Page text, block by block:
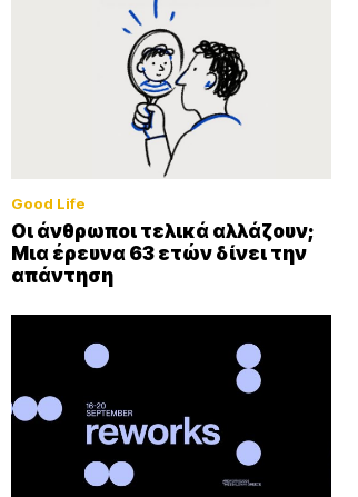
Good Life
Οι άνθρωποι τελικά αλλάζουν;
Μια έρευνα 63 ετών δίνει την
απάντηση